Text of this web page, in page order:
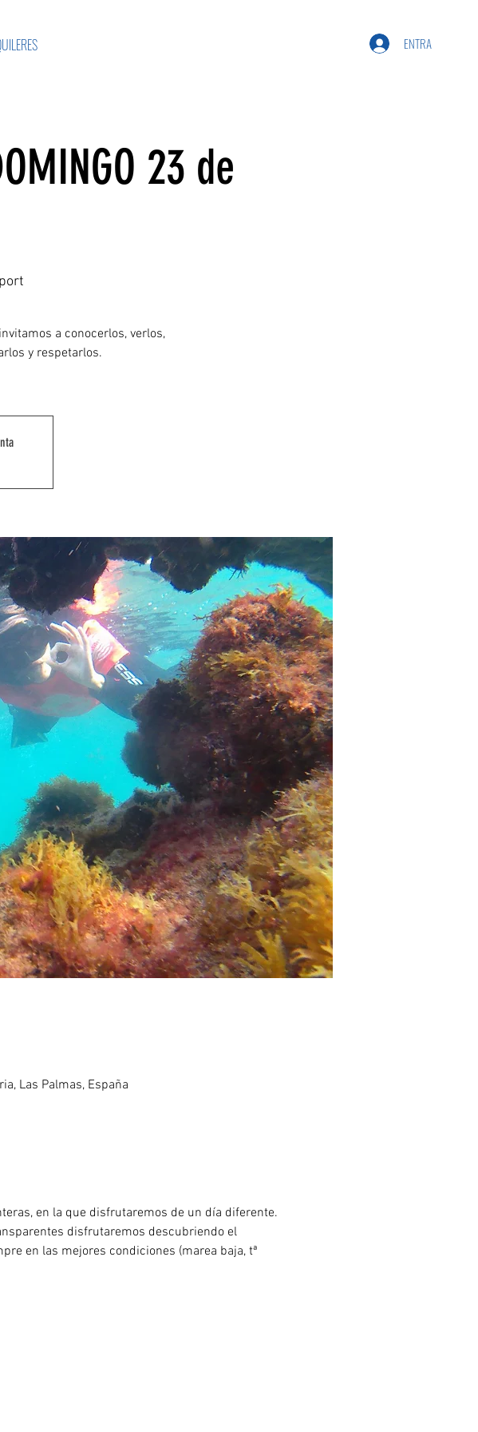
ENTRA
23 de
a conocerlos, verlos,
y respetarlos.
Las Palmas, España
en la que disfrutaremos de un día diferente.
disfrutaremos descubriendo el
en las mejores condiciones (marea baja, tª